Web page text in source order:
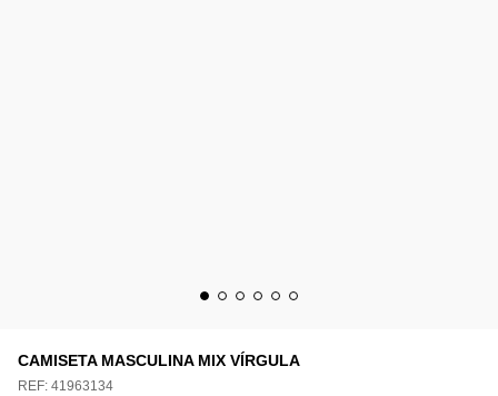
CAMISETA MASCULINA MIX VÍRGULA
REF: 41963134